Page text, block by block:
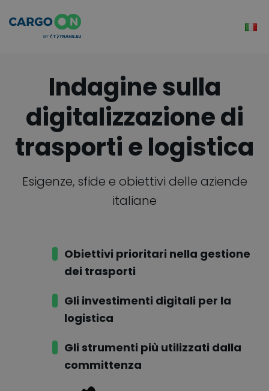
Indagine sulla
digitalizzazione di
trasporti e logistica
Esigenze, sfide e obiettivi delle aziende
italiane
Obiettivi prioritari nella gestione
dei trasporti
Gli investimenti digitali per la
logistica
Gli strumenti più utilizzati dalla
committenza